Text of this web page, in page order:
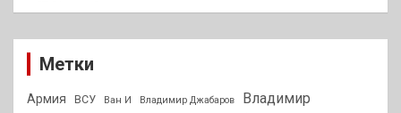
Метки
Армия ВСУ Ван И Владимир Джабаров
Владимир